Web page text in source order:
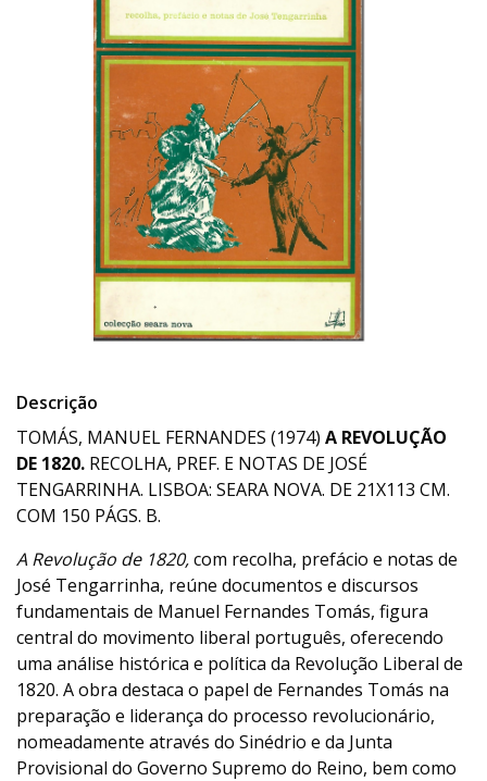
Descrição
TOMÁS, MANUEL FERNANDES (1974) A REVOLUÇÃO
DE 1820. RECOLHA, PREF. E NOTAS DE JOSÉ
TENGARRINHA. LISBOA: SEARA NOVA. DE 21X113 CM.
COM 150 PÁGS. B.
A Revolução de 1820,com recolha, prefácio e notas de
José Tengarrinha, reúne documentos e discursos
fundamentais de Manuel Fernandes Tomás, figura
central do movimento liberal português, oferecendo
uma análise histórica e política da Revolução Liberal de
1820. A obra destaca o papel de Fernandes Tomás na
preparação e liderança do processo revolucionário,
nomeadamente através do Sinédrio e da Junta
Provisional do Governo Supremo do Reino, bem como